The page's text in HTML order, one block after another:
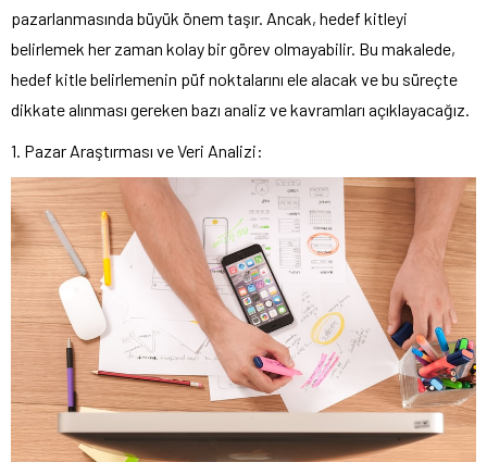
pazarlanmasında büyük önem taşır. Ancak, hedef kitleyi
belirlemek her zaman kolay bir görev olmayabilir. Bu makalede,
hedef kitle belirlemenin püf noktalarını ele alacak ve bu süreçte
dikkate alınması gereken bazı analiz ve kavramları açıklayacağız.
1. Pazar Araştırması ve Veri Analizi: